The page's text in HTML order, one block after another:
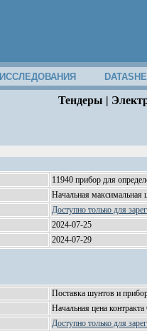
ИССЛЕДОВАНИЯ
Тендеры |
11940 прибор для
Начальная максимальная
Доступно только для
2024-07-25
2024-07-29
Поставка шунтов и
Начальная цена
Доступно только для